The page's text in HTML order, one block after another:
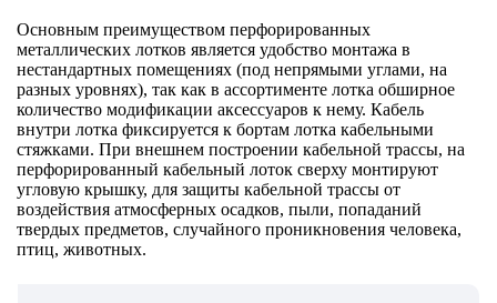
Основным преимуществом перфорированных
металлических лотков является удобство монтажа в
нестандартных помещениях (под непрямыми углами, на
разных уровнях), так как в ассортименте лотка обширное
количество модификации аксессуаров к нему. Кабель
внутри лотка фиксируется к бортам лотка кабельными
стяжками. При внешнем построении кабельной трассы, на
перфорированный кабельный лоток сверху монтируют
угловую крышку, для защиты кабельной трассы от
воздействия атмосферных осадков, пыли, попаданий
твердых предметов, случайного проникновения человека,
птиц, животных.